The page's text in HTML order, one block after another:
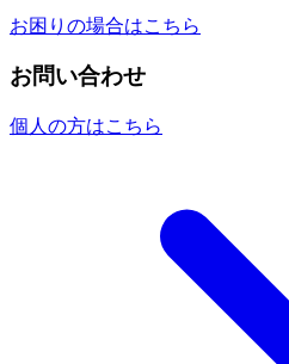
お困りの場合はこちら
お問い合わせ
個人の方はこちら